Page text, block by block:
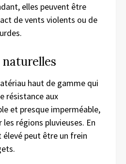
elles peuvent être
de vents violents ou de
naturelles
haut de gamme qui
résistance aux
et presque imperméable,
régions pluvieuses. En
élevé peut être un frein